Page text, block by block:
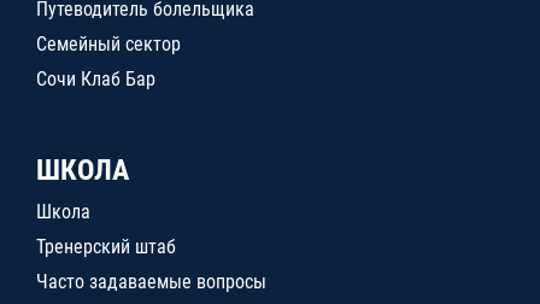
Путеводитель болельщика
Семейный сектор
Сочи Клаб Бар
ШКОЛА
Школа
Тренерский штаб
Часто задаваемые вопросы